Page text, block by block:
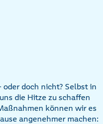
doch nicht? Selbst in
die Hitze zu schaffen
können wir es
angenehmer machen: